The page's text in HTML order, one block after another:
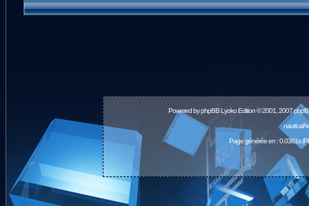
Powered byphpBBLyoko Edition © 2001, 2007
Page générée en : 0.0361s